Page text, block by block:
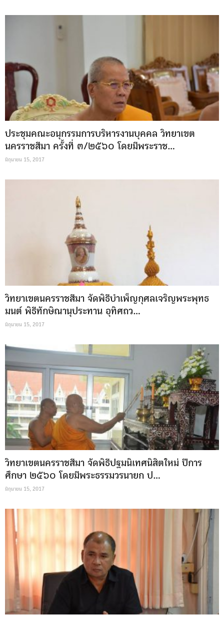
ประชุมคณะอนุกรรมการบริหารงานบุคคล วิทยาเขต
นครราชสีมา ครั้งที่ ๓/๒๕๖๐ โดยมีพระราช…
มิถุนายน 15, 2017
วิทยาเขตนครราชสีมา จัดพิธีบำเพ็ญกุศลเจริญพระพุทธ
มนต์ พิธีทักษิณานุประทาน อุทิศถว…
มิถุนายน 15, 2017
วิทยาเขตนครราชสีมา จัดพิธีปฐมนิเทศนิสิตใหม่ ปีการ
ศึกษา ๒๕๖๐ โดยมีพระธรรมวรนายก ป…
มิถุนายน 15, 2017